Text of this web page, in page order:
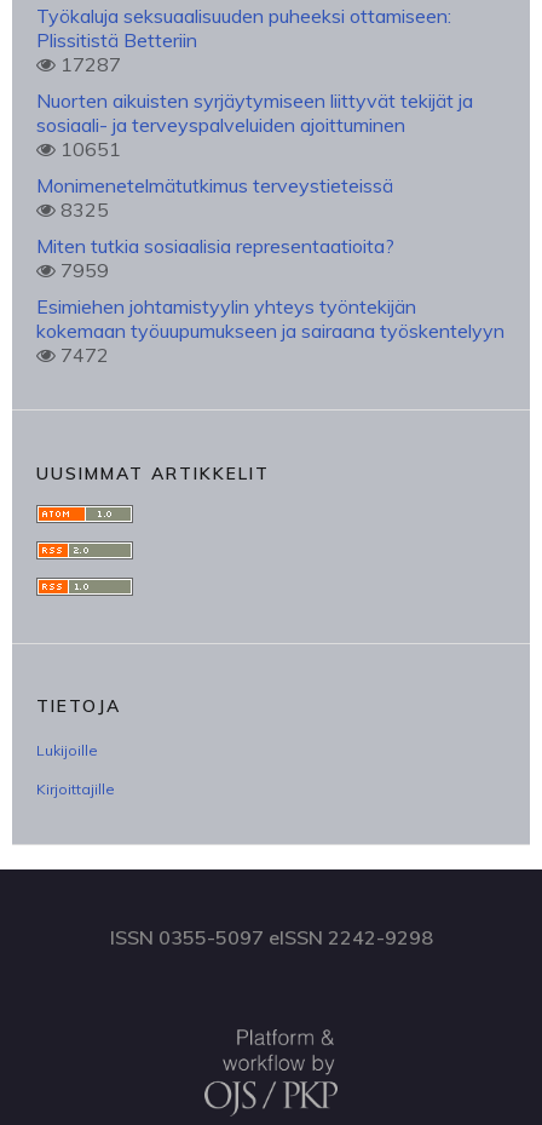
Työkaluja seksuaalisuuden puheeksi ottamiseen:
Plissitistä Betteriin
17287
Nuorten aikuisten syrjäytymiseen liittyvät tekijät ja
sosiaali- ja terveyspalveluiden ajoittuminen
10651
Monimenetelmätutkimus terveystieteissä
8325
Miten tutkia sosiaalisia representaatioita?
7959
Esimiehen johtamistyylin yhteys työntekijän
kokemaan työuupumukseen ja sairaana työskentelyyn
7472
UUSIMMAT ARTIKKELIT
TIETOJA
Lukijoille
Kirjoittajille
ISSN 0355-5097 eISSN 2242-9298